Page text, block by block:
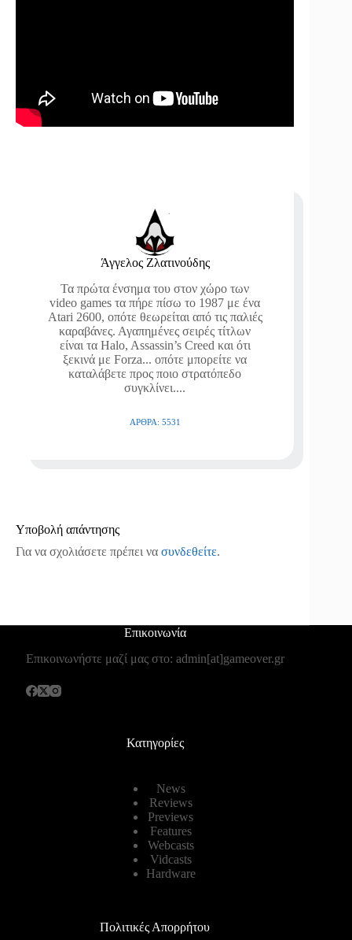
Άγγελος Ζλατινούδης
Τα πρώτα ένσημα του στον χώρο των
video games τα πήρε πίσω το 1987 με ένα
Atari 2600, οπότε θεωρείται από τις παλιές
καραβάνες. Αγαπημένες σειρές τίτλων
είναι τα Halo, Assassin’s Creed και ότι
ξεκινά με Forza... οπότε μπορείτε να
καταλάβετε προς ποιο στρατόπεδο
συγκλίνει....
ΆΡΘΡΑ: 5531
Υποβολή απάντησης
Για να σχολιάσετε πρέπει να συνδεθείτε.
Επικοινωνία
Επικοινωνήστε μαζί μας στο: admin[at]gameover.gr
Κατηγορίες
News
Reviews
Previews
Features
Webcasts
Vidcasts
Hardware
Πολιτικές Απορρήτου